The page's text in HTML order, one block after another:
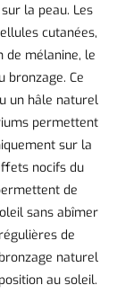
la peau. Les
cutanées,
de mélanine, le
bronzage. Ce
un hâle naturel
permettent
sur la
nocifs du
de
sans abîmer
de
naturel
au soleil.